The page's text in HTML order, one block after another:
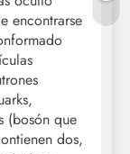
encontrarse
(bosón que
dos,